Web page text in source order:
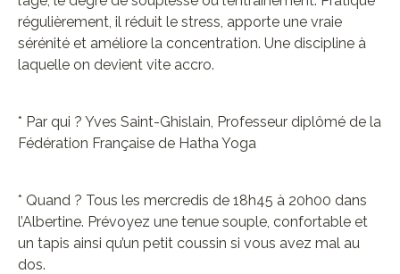
régulièrement, il réduit le stress, apporte une vraie
sérénité et améliore la concentration. Une discipline à
laquelle on devient vite accro.
* Par qui ? Yves Saint-Ghislain, Professeur diplômé de la
Fédération Française de Hatha Yoga
* Quand ? Tous les mercredis de 18h45 à 20h00 dans
l’Albertine. Prévoyez une tenue souple, confortable et
un tapis ainsi qu’un petit coussin si vous avez mal au
dos.